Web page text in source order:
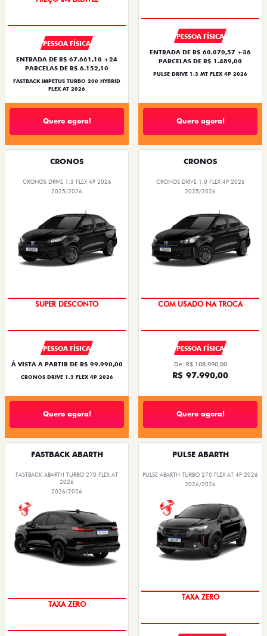
PESSOA FÍSICA
ENTRADA DE R$ 67.661,10 +24
PARCELAS DE R$ 6.152,10
FASTBACK IMPETUS TURBO 200 HYBRID
FLEX AT 2026
Quero agora!
PESSOA FÍSICA
ENTRADA DE R$ 60.070,57 +36
PARCELAS DE R$ 1.489,00
PULSE DRIVE 1.3 MT FLEX 4P 2026
Quero agora!
CRONOS
CRONOS DRIVE 1.3 FLEX 4P 2026
2025/2026
SUPER DESCONTO
PESSOA FÍSICA
À VISTA A PARTIR DE R$ 99.990,00
CRONOS DRIVE 1.3 FLEX 4P 2026
Quero agora!
CRONOS
CRONOS DRIVE 1.0 FLEX 4P 2026
2025/2026
COM USADO NA TROCA
PESSOA FÍSICA
De: R$ 108.990,00
R$ 97.990,00
Quero agora!
FASTBACK ABARTH
FASTBACK ABARTH TURBO 270 FLEX AT
2026
2026/2026
TAXA ZERO
PULSE ABARTH
PULSE ABARTH TURBO 270 FLEX AT 4P 2026
2026/2026
TAXA ZERO